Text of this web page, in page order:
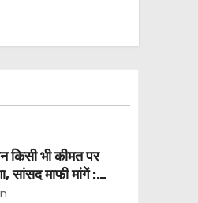
किसी भी कीमत पर
सांसद माफी मांगें :